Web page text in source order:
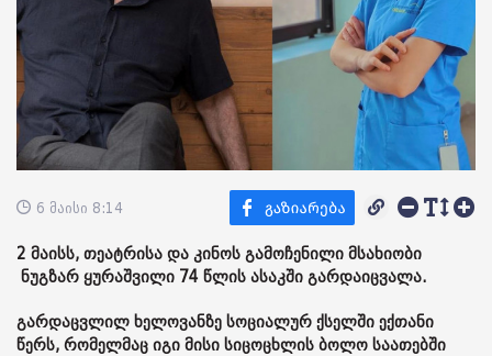
6 მაისი 8:14
2 მაისს, თეატრისა და კინოს გამოჩენილი მსახიობი
ნუგზარ ყურაშვილი 74 წლის ასაკში გარდაიცვალა.
გარდაცვლილ ხელოვანზე სოციალურ ქსელში ექთანი
წერს, რომელმაც იგი მისი სიცოცხლის ბოლო საათებში